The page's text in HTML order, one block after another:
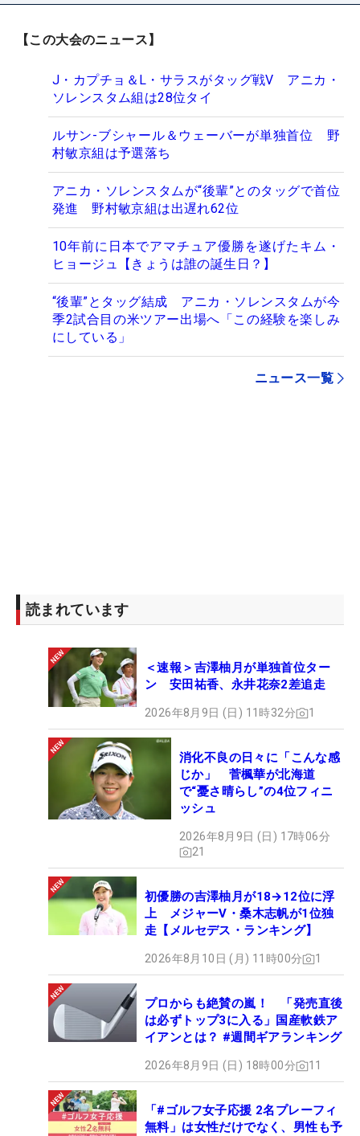
【この大会のニュース】
J・カプチョ＆L・サラスがタッグ戦V アニカ・
ソレンスタム組は28位タイ
ルサン-ブシャール＆ウェーバーが単独首位 野
村敏京組は予選落ち
アニカ・ソレンスタムが“後輩”とのタッグで首位
発進 野村敏京組は出遅れ62位
10年前に日本でアマチュア優勝を遂げたキム・
ヒョージュ【きょうは誰の誕生日？】
“後輩”とタッグ結成 アニカ・ソレンスタムが今
季2試合目の米ツアー出場へ「この経験を楽しみ
にしている」
ニュース一覧
読まれています
＜速報＞吉澤柚月が単独首位ター
ン 安田祐香、永井花奈2差追走
2026年8月9日 (日) 11時32分 1
消化不良の日々に「こんな感
じか」 菅楓華が北海道
で“憂さ晴らし”の4位フィニ
ッシュ
2026年8月9日 (日) 17時06分
21
初優勝の吉澤柚月が18→12位に浮
上 メジャーV・桑木志帆が1位独
走【メルセデス・ランキング】
2026年8月10日 (月) 11時00分 1
プロからも絶賛の嵐！ 「発売直後
は必ずトップ3に入る」国産軟鉄ア
イアンとは？ #週間ギアランキング
2026年8月9日 (日) 18時00分 11
「#ゴルフ女子応援 2名プレーフィ
無料」は女性だけでなく、男性も予